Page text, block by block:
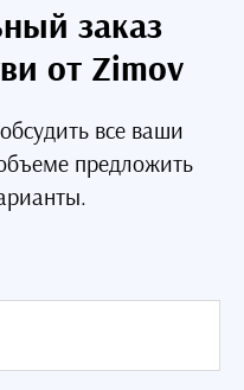
заказ
от Zimov
все ваши
предложить